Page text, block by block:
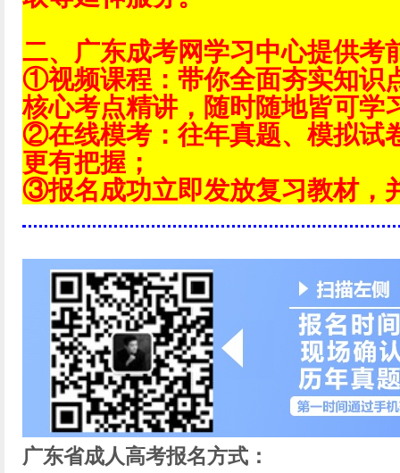
二、广东成考网学习中心提供考
①视频课程：带你全面夯实知识
核心考点精讲，随时随地皆可学
②在线模考：往年真题、模拟试
更有把握；
③报名成功立即发放复习教材，
广东省成人高考报名方式：